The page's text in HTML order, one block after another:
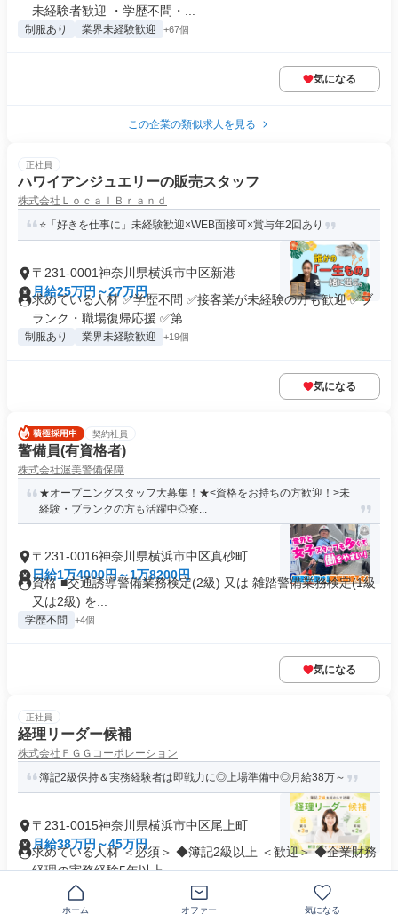
未経験者歓迎 ・学歴不問・...
制服あり 業界未経験歓迎 +67個
気になる
この企業の類似求人を見る
正社員
ハワイアンジュエリーの販売スタッフ
株式会社ＬｏｃａｌＢｒａｎｄ
⭐「好きを仕事に」未経験歓迎×WEB面接可×賞与年2回あり
〒231-0001神奈川県横浜市中区新港
月給25万円～27万円
求めている人材 ✅学歴不問 ✅接客業が未経験の方も歓迎 ✅ブ
ランク・職場復帰応援 ✅第...
制服あり 業界未経験歓迎 +19個
気になる
契約社員
警備員(有資格者)
株式会社渥美警備保障
★オープニングスタッフ大募集！★<資格をお持ちの方歓迎！>未
経験・ブランクの方も活躍中◎寮...
〒231-0016神奈川県横浜市中区真砂町
日給1万4000円～1万8200円
資格 ■交通誘導警備業務検定(2級) 又は 雑踏警備業務検定(1級
又は2級) を...
学歴不問 +4個
気になる
正社員
経理リーダー候補
株式会社ＦＧＧコーポレーション
簿記2級保持＆実務経験者は即戦力に◎上場準備中◎月給38万～
〒231-0015神奈川県横浜市中区尾上町
月給38万円～45万円
求めている人材 ＜必須＞ ◆簿記2級以上 ＜歓迎＞ ◆企業財務
経理の実務経験5年以上...
業界未経験歓迎
ホーム オファー 気になる